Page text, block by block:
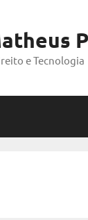
e Tecnologia
será
de